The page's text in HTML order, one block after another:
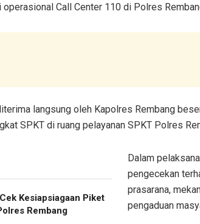
operasional Call Center 110 di Polres
langsung oleh Kapolres Rembang
SPKT di ruang pelayanan SPKT Polres
Kesiapsiagaan Piket
Rembang
Dalam
pengecekan
prasarana,
pengaduan